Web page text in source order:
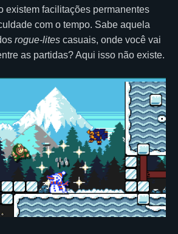
existem facilitações permanentes
com o tempo. Sabe aquela
rogue-lites casuais, onde você vai
as partidas? Aqui isso não existe.